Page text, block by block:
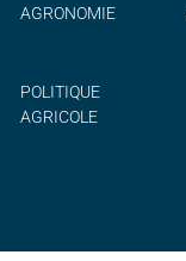
AGRONOMIE
POLITIQUE
AGRICOLE